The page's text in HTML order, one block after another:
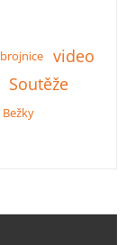
video
Soutěže
Bežky